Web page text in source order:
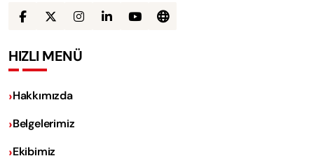
HIZLI MENÜ
Hakkımızda
Belgelerimiz
Ekibimiz